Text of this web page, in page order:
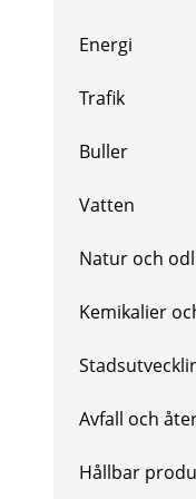
Energi
Trafik
Buller
Vatten
Natur och
Kemikalier
Avfall och
Hållbar